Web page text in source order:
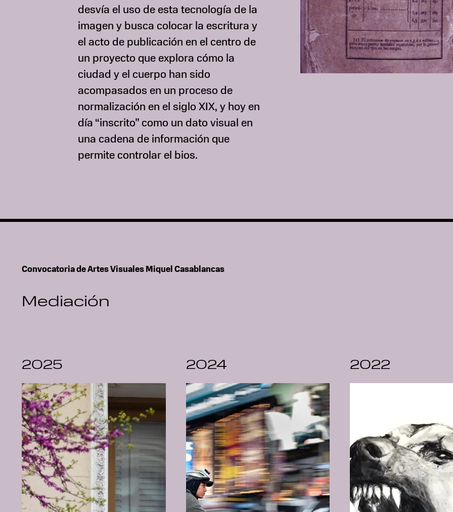
desvía el uso de esta tecnología de la
imagen y busca colocar la escritura y
el acto de publicación en el centro de
un proyecto que explora cómo la
ciudad y el cuerpo han sido
acompasados en un proceso de
normalización en el siglo XIX, y hoy en
día “inscrito” como un dato visual en
una cadena de información que
permite controlar el bios.
Convocatoria de Artes Visuales Miquel Casablancas
Mediación
2025 2024 2022